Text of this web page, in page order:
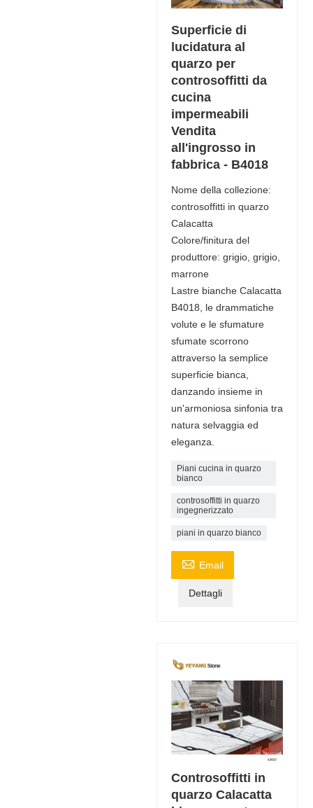
Superficie di
lucidatura al
quarzo per
controsoffitti da
cucina
impermeabili
Vendita
all'ingrosso in
fabbrica - B4018
Nome della collezione:
controsoffitti in quarzo
Calacatta
Colore/finitura del
produttore: grigio, grigio,
marrone
Lastre bianche Calacatta
B4018, le drammatiche
volute e le sfumature
sfumate scorrono
attraverso la semplice
superficie bianca,
danzando insieme in
un'armoniosa sinfonia tra
natura selvaggia ed
eleganza.
Piani cucina in quarzo
bianco
controsoffitti in quarzo
ingegnerizzato
piani in quarzo bianco
 Email
Dettagli
Controsoffitti in
quarzo Calacatta